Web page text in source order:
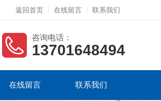
返回首页 在线留言 联系我们
咨询电话：
13701648494
在线留言 联系我们